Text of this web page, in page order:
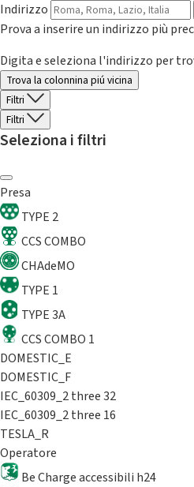
Indirizzo
Prova a inserire un indirizzo più
Digita e seleziona l'indirizzo per
Trova la colonnina piú vicina
Filtri
Filtri
Seleziona i filtri
Presa
TYPE 2
CCS COMBO
CHAdeMO
TYPE 1
TYPE 3A
CCS COMBO 1
DOMESTIC_E
DOMESTIC_F
IEC_60309_2 three 32
IEC_60309_2 three 16
TESLA_R
Operatore
Be Charge accessibili h24